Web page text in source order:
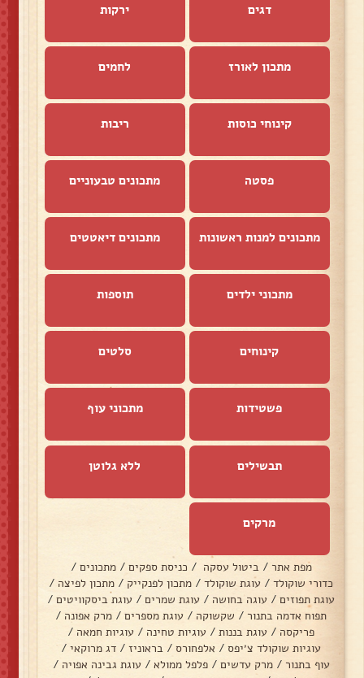
דגים ירקות
מתכון לאורז לחמים
קינוחי כוסות ריבות
פסטה מתכונים טבעוניים
מתכונים למנות ראשונות מתכונים דיאטטים
מתכוני ילדים תוספות
קינוחים סלטים
פשטידות מתכוני עוף
תבשילים ללא גלוטן
מרקים
מפת אתר / ביטול עסקה / כניסת ספקים / מתכונים /
כדורי שוקולד / עוגת שוקולד / מתכון לפנקייק / מתכון לפיצה /
עוגת תפוזים / עוגה בחושה / עוגת שמרים / עוגת ביסקוויטים /
תפוח אדמה בתנור / שקשוקה / עוגת מספרים / מרק אפונה /
פריקסה / עוגת בננות / עוגיות טחינה / עוגיות חמאה /
עוגיות שוקולד צ׳יפס / אלפחורס / בראוניז / דג מרוקאי /
עוף בתנור / מרק עדשים / פלפל ממולא / עוגת גבינה אפויה /